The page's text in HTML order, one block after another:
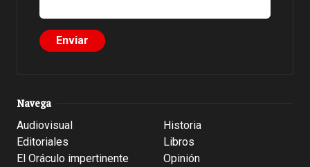
Navega
Audiovisual
Editoriales
El Oráculo impertinente
Historia
Libros
Opinión